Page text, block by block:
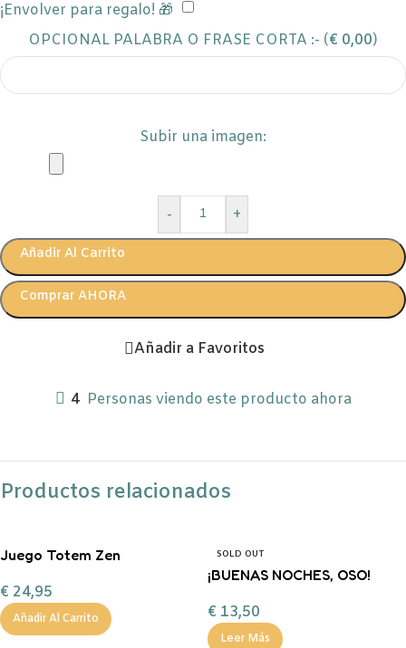
¡Envolver para regalo! 🎁
OPCIONAL PALABRA O FRASE CORTA :- (€ 0,00)
Subir una imagen:
- +
Añadir Al Carrito
Comprar AHORA
Añadir a Favoritos
4 Personas viendo este producto ahora
Productos relacionados
Juego Totem Zen
€ 24,95
Añadir Al Carrito
SOLD OUT
¡BUENAS NOCHES, OSO!
€ 13,50
Leer Más